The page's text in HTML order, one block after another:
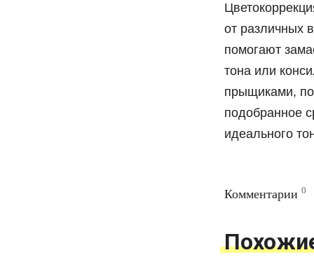
от различных
помогают
тона или
прыщиками,
подобранное
идеального
Комментарии 0